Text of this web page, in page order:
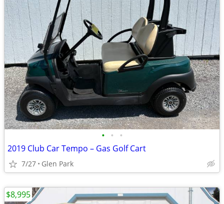
• • •
2019 Club Car Tempo – Gas Golf Cart
7/27 Glen Park
$8,995